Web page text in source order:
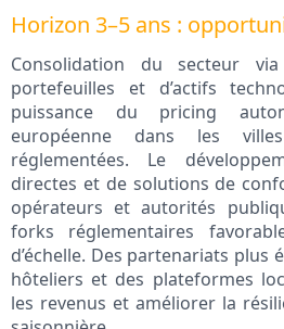
Horizon 3–5 ans :
Consolidation du secteur
portefeuilles et d’actifs
puissance du pricing
européenne dans les
réglementées. Le
directes et de solutions de
opérateurs et autorités
forks réglementaires
d’échelle. Des partenariats plus
hôteliers et des plateformes
les revenus et améliorer la